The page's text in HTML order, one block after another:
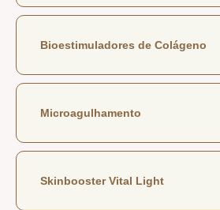
Bioestimuladores de Colágeno
Microagulhamento
Skinbooster Vital Light